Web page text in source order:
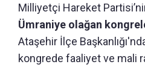
Milliyetçi Hareket
Ümraniye olağan
Ataşehir İlçe
kongrede faaliyet ve mali